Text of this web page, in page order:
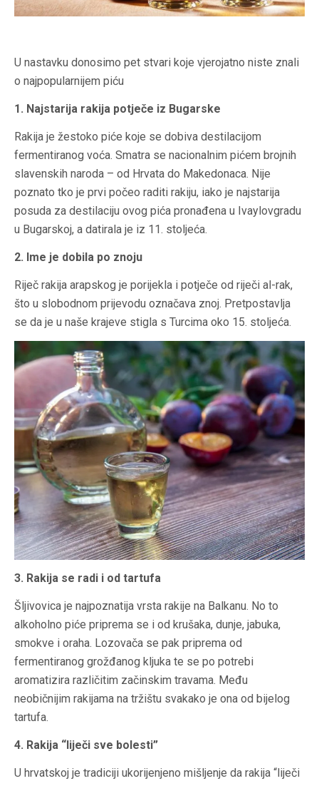
U nastavku donosimo pet stvari koje vjerojatno niste znali
o najpopularnijem piću
1. Najstarija rakija potječe iz Bugarske
Rakija je žestoko piće koje se dobiva destilacijom
fermentiranog voća. Smatra se nacionalnim pićem brojnih
slavenskih naroda – od Hrvata do Makedonaca. Nije
poznato tko je prvi počeo raditi rakiju, iako je najstarija
posuda za destilaciju ovog pića pronađena u Ivaylovgradu
u Bugarskoj, a datirala je iz 11. stoljeća.
2. Ime je dobila po znoju
Riječ rakija arapskog je porijekla i potječe od riječi al-rak,
što u slobodnom prijevodu označava znoj. Pretpostavlja
se da je u naše krajeve stigla s Turcima oko 15. stoljeća.
3. Rakija se radi i od tartufa
Šljivovica je najpoznatija vrsta rakije na Balkanu. No to
alkoholno piće priprema se i od krušaka, dunje, jabuka,
smokve i oraha. Lozovača se pak priprema od
fermentiranog grožđanog kljuka te se po potrebi
aromatizira različitim začinskim travama. Među
neobičnijim rakijama na tržištu svakako je ona od bijelog
tartufa.
4. Rakija “liječi sve bolesti”
U hrvatskoj je tradiciji ukorijenjeno mišljenje da rakija “liječi